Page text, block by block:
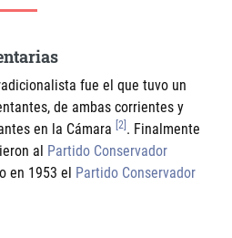
fue el que tuvo un
de ambas corrientes y
en la Cámara [2] . Finalmente
al Partido Conservador
en 1953 el Partido Conservador